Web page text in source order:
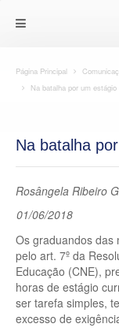
Página Principal
Na batalha por um estágio
Na batalha
Rosângela Ribeiro
01/06/2018
Os graduandos das
pelo art. 7º da
Educação (CNE),
horas de estágio
ser tarefa simples,
excesso de